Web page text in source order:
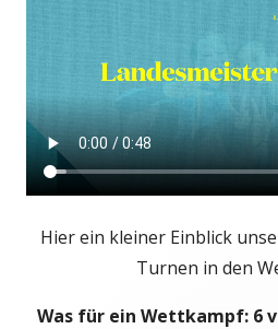
Hier ein kleiner Einblick
Turnen in den
Was für ein Wettkampf: 6